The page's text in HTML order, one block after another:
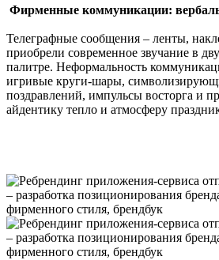
Фирменные коммуникации:
Телеграфные сообщения – ленты,
приобрели современное звучание в
палитре. Неформальность
игривые круги-шары,
поздравлений, импульсы восторга и
айдентику тепло и атмосферу